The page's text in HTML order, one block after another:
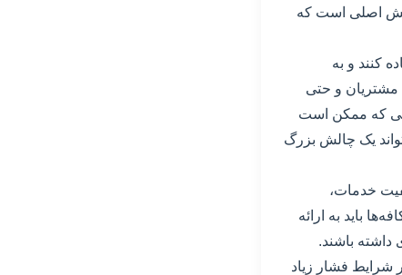
اصلی است که
کنند و به
مشتریان و حتی
که ممکن است
یک چالش بزرگ
خدمات،
باید به ارائه
داشته باشند.
شرایط فشار زیاد